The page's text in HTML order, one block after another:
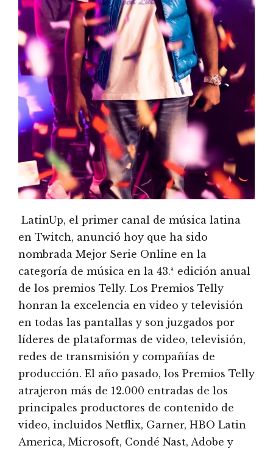
LatinUp, el primer canal de música latina
en Twitch, anunció hoy que ha sido
nombrada Mejor Serie Online en la
categoría de música en la 43.ª edición anual
de los premios Telly. Los Premios Telly
honran la excelencia en video y televisión
en todas las pantallas y son juzgados por
líderes de plataformas de video, televisión,
redes de transmisión y compañías de
producción. El año pasado, los Premios Telly
atrajeron más de 12.000 entradas de los
principales productores de contenido de
video, incluidos Netflix, Garner, HBO Latin
America, Microsoft, Condé Nast, Adobe y